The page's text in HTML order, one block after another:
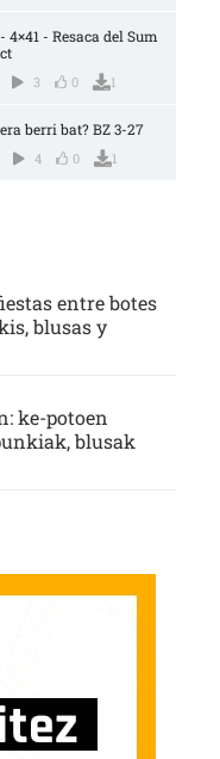
- Resaca del Sum
3 0 1
berri bat? BZ 3-27
4 0 1
entre botes
blusas y
ke-potoen
blusak